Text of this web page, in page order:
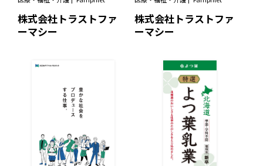
株式会社トラストファ
ーマシー
株式会社トラストファ
ーマシー